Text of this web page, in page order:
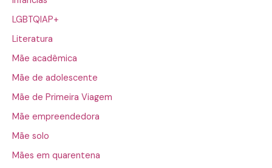
LGBTQIAP+
Literatura
Mãe acadêmica
Mãe de adolescente
Mãe de Primeira Viagem
Mãe empreendedora
Mãe solo
Mães em quarentena